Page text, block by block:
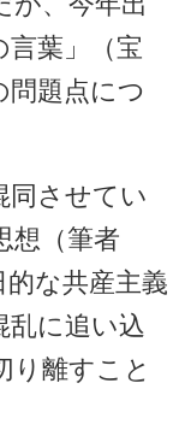
葉」（宝
問題点につ
させてい
想（筆者
な共産主義
乱に追い込
り離すこと